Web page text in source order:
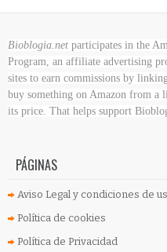
Bioblogia.net participates in the
Program, an affiliate advertising
sites to earn commissions by
buy something on Amazon from a
its price. That helps support
PÁGINAS
Aviso Legal y condiciones de
Política de cookies
Política de Privacidad